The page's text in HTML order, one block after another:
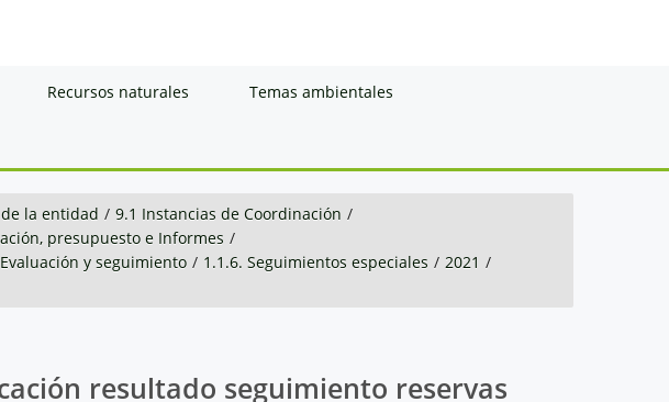
Recursos naturales Temas ambientales
la entidad / 9.1 Instancias de Coordinación /
presupuesto e Informes /
y seguimiento / 1.1.6. Seguimientos especiales / 2021 /
resultado seguimiento reservas